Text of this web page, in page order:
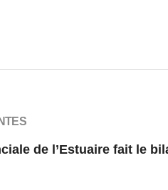
de l’Estuaire fait le